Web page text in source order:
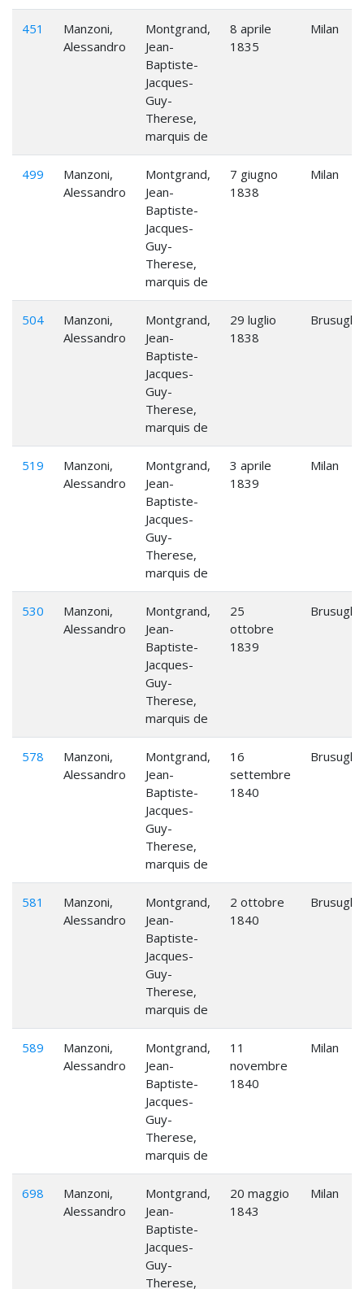
451
Manzoni,
Alessandro
Montgrand,
Jean-
Baptiste-
Jacques-
Guy-
Therese,
marquis de
8 aprile
1835
Milan
499
Manzoni,
Alessandro
Montgrand,
Jean-
Baptiste-
Jacques-
Guy-
Therese,
marquis de
7 giugno
1838
Milan
504
Manzoni,
Alessandro
Montgrand,
Jean-
Baptiste-
Jacques-
Guy-
Therese,
marquis de
29 luglio
1838
Brusuglio
519
Manzoni,
Alessandro
Montgrand,
Jean-
Baptiste-
Jacques-
Guy-
Therese,
marquis de
3 aprile
1839
Milan
530
Manzoni,
Alessandro
Montgrand,
Jean-
Baptiste-
Jacques-
Guy-
Therese,
marquis de
25
ottobre
1839
Brusuglio
578
Manzoni,
Alessandro
Montgrand,
Jean-
Baptiste-
Jacques-
Guy-
Therese,
marquis de
16
settembre
1840
Brusuglio
581
Manzoni,
Alessandro
Montgrand,
Jean-
Baptiste-
Jacques-
Guy-
Therese,
marquis de
2 ottobre
1840
Brusuglio
589
Manzoni,
Alessandro
Montgrand,
Jean-
Baptiste-
Jacques-
Guy-
Therese,
marquis de
11
novembre
1840
Milan
698
Manzoni,
Alessandro
Montgrand,
Jean-
Baptiste-
Jacques-
Guy-
Therese,
20 maggio
1843
Milan